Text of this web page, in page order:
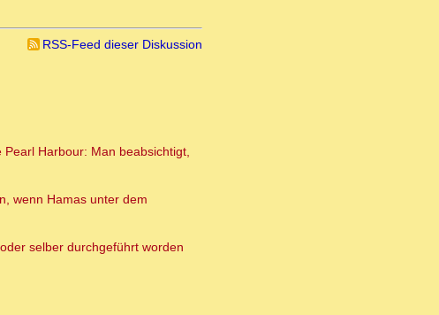
RSS-Feed dieser Diskussion
Harbour: Man beabsichtigt,
wenn Hamas unter dem
selber durchgeführt worden